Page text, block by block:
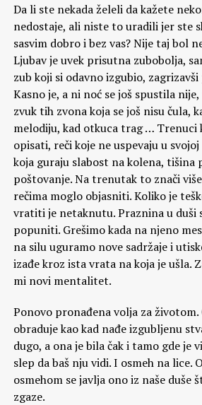
Da li ste nekada želeli da kažete
nedostaje, ali niste to uradili jer ste
sasvim dobro i bez vas? Nije taj bol
Ljubav je uvek prisutna zubobolja,
zub koji si odavno izgubio,
Kasno je, a ni noć se još spustila
zvuk tih zvona koja se još nisu čula,
melodiju, kad otkuca trag … Trenuci
opisati, reči koje ne uspevaju u
koja guraju slabost na kolena, tišina
poštovanje. Na trenutak to znači
rečima moglo objasniti. Koliko je
vratiti je netaknutu. Praznina u duši
popuniti. Grešimo kada na njeno
na silu uguramo nove sadržaje i
izađe kroz ista vrata na koja je ušla.
mi novi mentalitet.
Ponovo pronađena volja za životom.
obraduje kao kad nađe izgubljenu
dugo, a ona je bila čak i tamo gde je
slep da baš nju vidi. I osmeh na lice.
osmehom se javlja ono iz naše duše
zgaze.